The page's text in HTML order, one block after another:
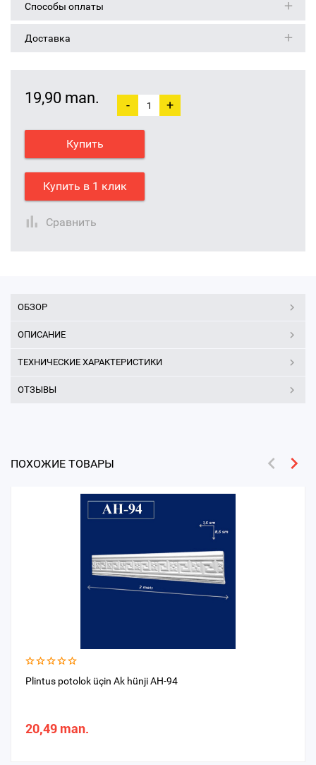
Способы оплаты
Доставка
19,90 man. - +
Купить
Купить в 1 клик
Сравнить
ОБЗОР
ОПИСАНИЕ
ТЕХНИЧЕСКИЕ ХАРАКТЕРИСТИКИ
ОТЗЫВЫ
ПОХОЖИЕ ТОВАРЫ
Plintus potolok üçin Ak hünji AH-94
20,49 man.